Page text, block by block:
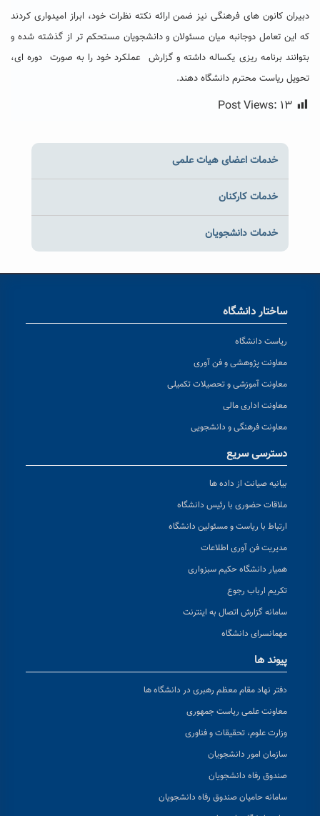
دبیران کانون های فرهنگی نیز ضمن ارائه نکته نظرات خود، ابراز امیدواری کردند
که این تعامل دوجانبه میان مسئولان و دانشجویان مستحکم تر از گذشته شده و
بتوانند برنامه ریزی یکساله داشته و گزارش عملکرد خود را به صورت دوره ای،
تحویل ریاست محترم دانشگاه دهند.
Post Views: ۱۳
خدمات اعضای هیات علمی
خدمات کارکنان
خدمات دانشجویان
ساختار دانشگاه
ریاست دانشگاه
معاونت پژوهشی و فن آوری
معاونت آموزشی و تحصیلات تکمیلی
معاونت اداری مالی
معاونت فرهنگی و دانشجویی
دسترسی سریع
بیانیه صیانت از داده ها
ملاقات حضوری با رئیس دانشگاه
ارتباط با ریاست و مسئولین دانشگاه
مدیریت فن آوری اطلاعات
همیار دانشگاه حکیم سبزواری
تکریم ارباب رجوع
سامانه گزارش اتصال به اینترنت
مهمانسرای دانشگاه
پیوند ها
دفتر نهاد مقام معظم رهبری در دانشگاه ها
معاونت علمی ریاست جمهوری
وزارت علوم، تحقیقات و فناوری
سازمان امور دانشجویان
صندوق رفاه دانشجویان
سامانه حامیان صندوق رفاه دانشجویان